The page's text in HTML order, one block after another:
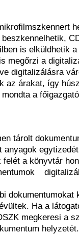
is elküldhetik
megőrzi a
digitalizálásra
az árakat, így
a
tárolt
anyagok
a könyvtár
dokumentumokat
Ha a
megkeresi a